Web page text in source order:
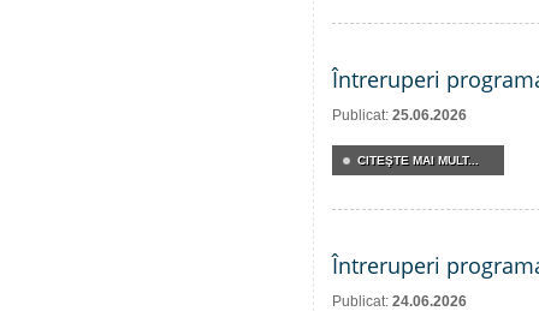
Întreruperi
Publicat: 25.06.2026
CITEŞTE MAI MULT...
Întreruperi
Publicat: 24.06.2026